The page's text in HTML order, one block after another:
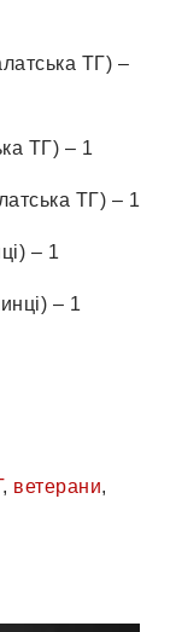
ТГ) –
ТГ) – 1
ТГ) – 1
– 1
– 1
, ветерани,